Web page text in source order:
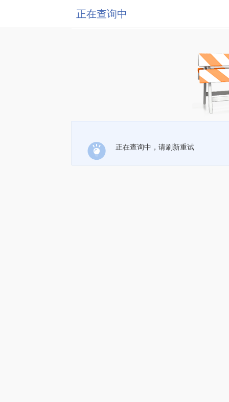
正在查询中
正在查询中，请刷新重试